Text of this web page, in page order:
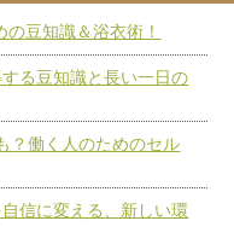
豆知識＆浴衣術！
る豆知識と長い一日の
？働く人のためのセル
信に変える、新しい環